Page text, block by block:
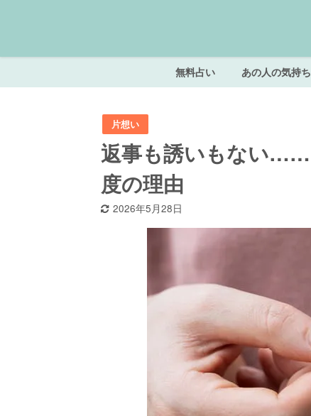
無料占い あの人の気持ち
片想い
返事も誘いもない……
度の理由
2026年5月28日